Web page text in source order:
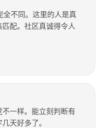
全不同。这里的人是真
配。社区真诚得令人
一样。能立刻判断有
天好多了。